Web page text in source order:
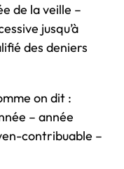
de la veille –
jusqu’à
des deniers
on dit :
– année
contribuable –